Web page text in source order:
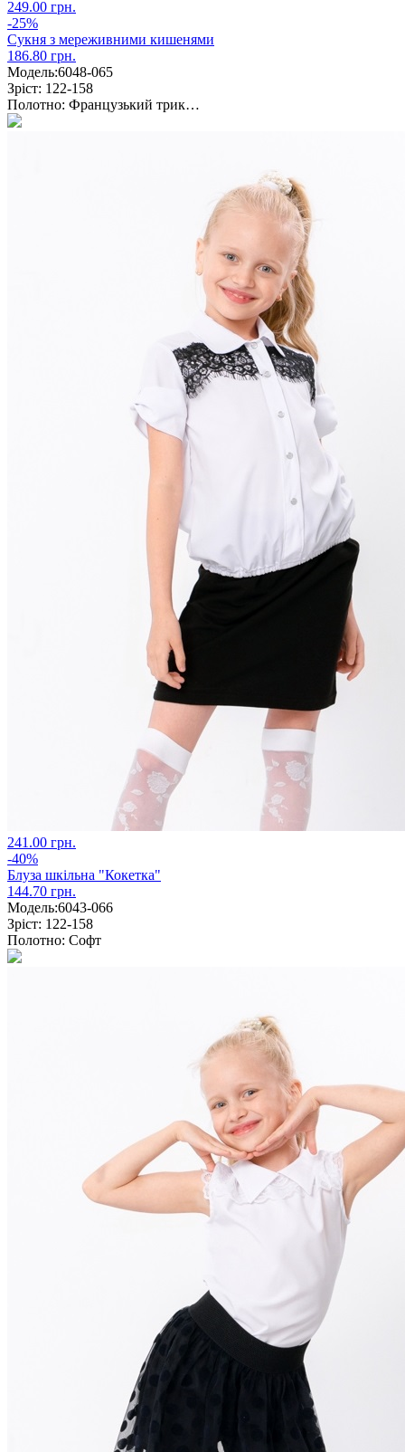
249.00 грн.
-25%
Сукня з мереживними кишенями
186.80 грн.
Модель:6048-065
Зріст: 122-158
Полотно: Французький трик…
241.00 грн.
-40%
Блуза шкільна "Кокетка"
144.70 грн.
Модель:6043-066
Зріст: 122-158
Полотно: Софт